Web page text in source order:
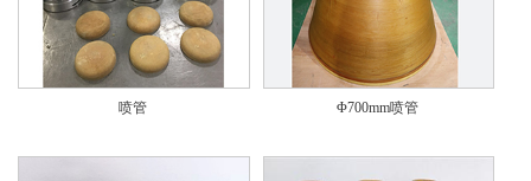
喷管 Φ700mm喷管